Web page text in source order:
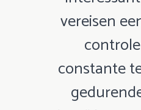
vereisen
constante